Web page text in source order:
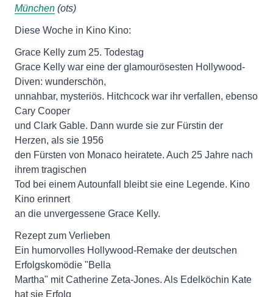
München (ots)
Diese Woche in Kino Kino:
Grace Kelly zum 25. Todestag
Grace Kelly war eine der glamourösesten Hollywood-
Diven: wunderschön,
unnahbar, mysteriös. Hitchcock war ihr verfallen, ebenso
Cary Cooper
und Clark Gable. Dann wurde sie zur Fürstin der
Herzen, als sie 1956
den Fürsten von Monaco heiratete. Auch 25 Jahre nach
ihrem tragischen
Tod bei einem Autounfall bleibt sie eine Legende. Kino
Kino erinnert
an die unvergessene Grace Kelly.
Rezept zum Verlieben
Ein humorvolles Hollywood-Remake der deutschen
Erfolgskomödie "Bella
Martha" mit Catherine Zeta-Jones. Als Edelköchin Kate
hat sie Erfolg